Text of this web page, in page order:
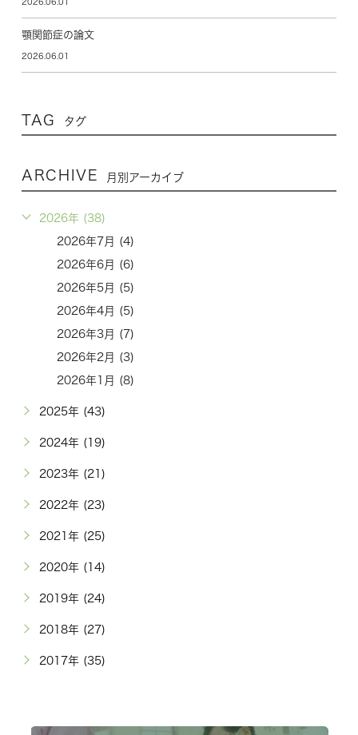
2026.06.01
顎関節症の論文
2026.06.01
TAG タグ
ARCHIVE 月別アーカイブ
2026年 (38)
2026年7月 (4)
2026年6月 (6)
2026年5月 (5)
2026年4月 (5)
2026年3月 (7)
2026年2月 (3)
2026年1月 (8)
2025年 (43)
2024年 (19)
2023年 (21)
2022年 (23)
2021年 (25)
2020年 (14)
2019年 (24)
2018年 (27)
2017年 (35)